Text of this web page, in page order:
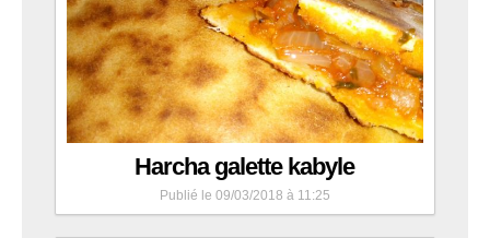
Harcha galette kabyle
Publié le 09/03/2018 à 11:25